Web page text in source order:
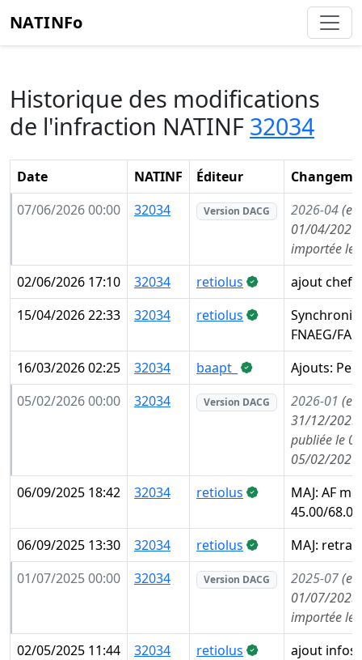
NATINFo
Historique des modifications
de l'infraction NATINF 32034
Date NATINF Éditeur
07/06/2026 00:00
32034 Version DACG 2026-04
01/04/
importée le
02/06/2026 17:10
32034 retiolus
ajout chef
15/04/2026 22:33
32034 retiolus
FNAEG/
16/03/2026 02:25
32034 baapt_
Ajouts:
05/02/2026 00:00
32034 Version DACG 2026-01
31/12/
publiée le
05/02/2026)
06/09/2025 18:42
32034 retiolus
MAJ: AF
45.00/
06/09/2025 13:30
32034 retiolus
MAJ:
01/07/2025 00:00
32034 Version DACG 2025-07
01/07/
importée le
02/05/2025 11:44
32034 retiolus
ajout infos